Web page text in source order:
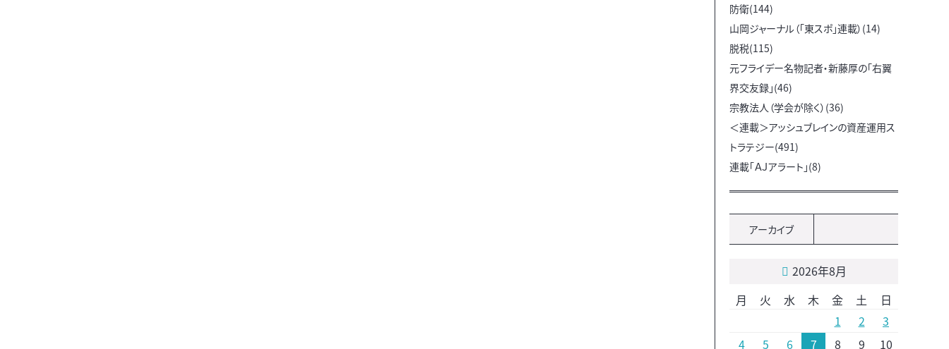
防衛(144)
山岡ジャーナル（「東スポ」連載）(14)
脱税(115)
元フライデー名物記者・新藤厚の「右翼
界交友録」(46)
宗教法人（学会が除く）(36)
＜連載＞アッシュブレインの資産運用ス
トラテジー(491)
連載「ＡＪアラート」(8)
アーカイブ
2026年8月
月
火 水 木 金 土
日
1
2
3
4
5 6 7 8 9 10